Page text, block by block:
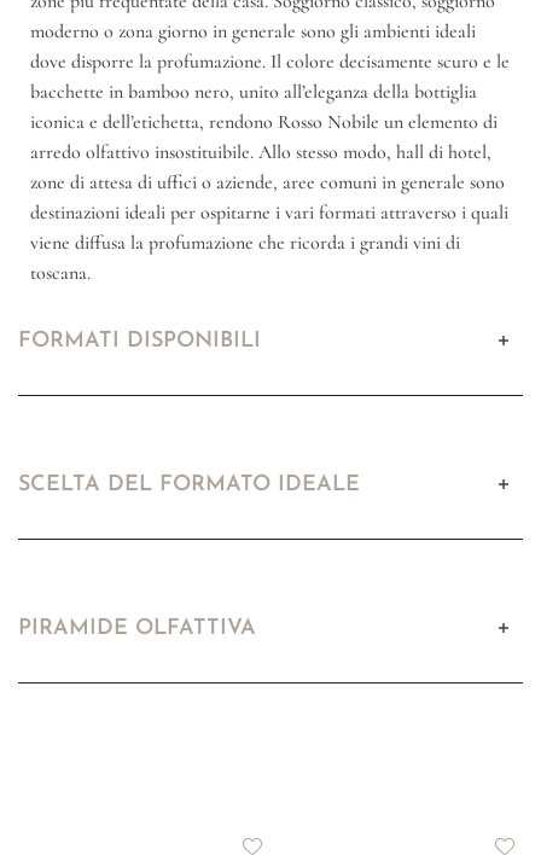
moderno o zona giorno in generale sono gli ambienti ideali
dove disporre la profumazione. Il colore decisamente scuro e le
bacchette in bamboo nero, unito all’eleganza della bottiglia
iconica e dell’etichetta, rendono Rosso Nobile un elemento di
arredo olfattivo insostituibile. Allo stesso modo, hall di hotel,
zone di attesa di uffici o aziende, aree comuni in generale sono
destinazioni ideali per ospitarne i vari formati attraverso i quali
viene diffusa la profumazione che ricorda i grandi vini di
toscana.
FORMATI DISPONIBILI
SCELTA DEL FORMATO IDEALE
PIRAMIDE OLFATTIVA